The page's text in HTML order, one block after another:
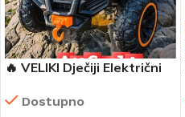
🔥 VELIKI Dječiji Električni
upravljačem 🚗⚡
Dostupno